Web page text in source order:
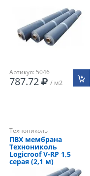
Артикул: 5046
787.72 / м2
Технониколь
ПВХ мембрана
Технониколь
Logicroof V-RP 1,5
серая (2,1 м)